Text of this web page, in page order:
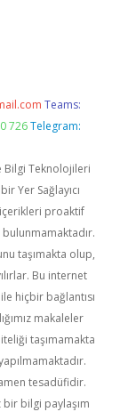
Teams:
726 Telegram:
Bilgi Teknolojileri
Yer Sağlayıcı
proaktif
taşımakta olup,
Bu internet
hiçbir bağlantısı
makaleler
taşımamakta
tesadüfidir.
bir bilgi paylaşım